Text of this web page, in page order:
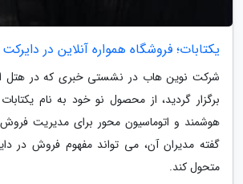
یکتابات؛ فروشگاه همواره آنلاین در دایرکت
شرکت نوین هاب در نشستی خبری که در هتل
برگزار گردید، از محصول نو خود به نام یکتابات
هوشمند و اتوماسیون محور برای مدیریت فروش
گفته مدیران آن، می تواند مفهوم فروش در
متحول کند.